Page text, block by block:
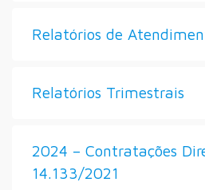
Relatórios de
Relatórios Trimestrais
2024 – Contratações
14.133/2021